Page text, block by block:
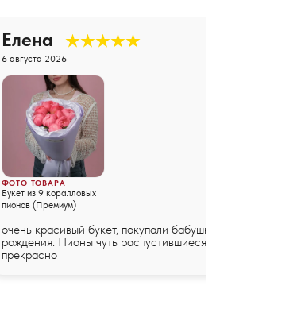
Елена
6 августа 2026
ФОТО ТОВАРА
Букет из 9 коралловых
пионов (Премиум)
очень красивый букет, покупали бабушке на день
рождения. Пионы чуть распустившиеся, выглядят
прекрасно